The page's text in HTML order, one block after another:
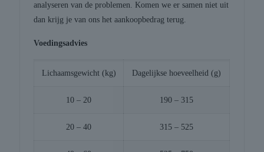
analyseren van de problemen. Komen we er samen niet uit
dan krijg je van ons het aankoopbedrag terug.
Voedingsadvies
Lichaamsgewicht (kg) Dagelijkse hoeveelheid (g)
10 – 20 190 – 315
20 – 40 315 – 525